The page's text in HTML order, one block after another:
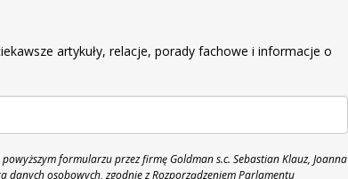
artykuły, relacje, porady fachowe i informacje o
formularzu przez firmę Goldman s.c. Sebastian Klauz, Joanna
osobowych, zgodnie z Rozporządzeniem Parlamentu